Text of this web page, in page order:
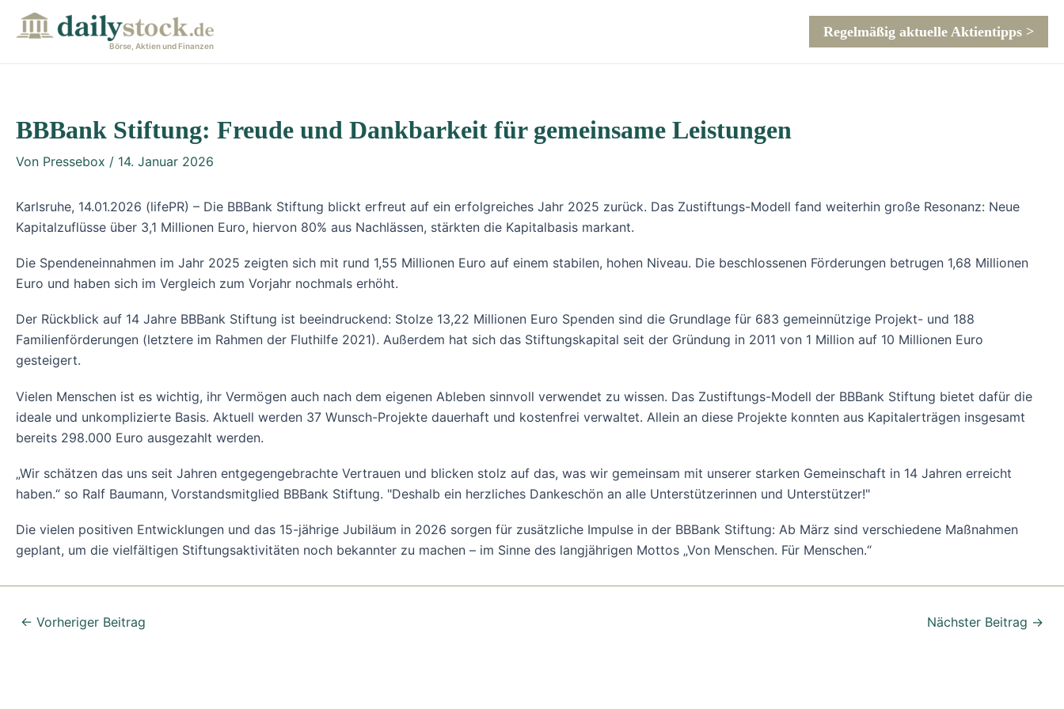
Inhalt
Börse, Aktien und Finanzen
Regelmäßig aktuelle Aktientipps >
BBBank Stiftung: Freude und Dankbarkeit für gemeinsame Leistungen
Von Pressebox / 14. Januar 2026
Karlsruhe, 14.01.2026 (lifePR) – Die BBBank Stiftung blickt erfreut auf ein erfolgreiches Jahr 2025 zurück. Das Zustiftungs-Modell fand weiterhin große Resonanz: Neue
Kapitalzuflüsse über 3,1 Millionen Euro, hiervon 80% aus Nachlässen, stärkten die Kapitalbasis markant.
Die Spendeneinnahmen im Jahr 2025 zeigten sich mit rund 1,55 Millionen Euro auf einem stabilen, hohen Niveau. Die beschlossenen Förderungen betrugen 1,68 Millionen
Euro und haben sich im Vergleich zum Vorjahr nochmals erhöht.
Der Rückblick auf 14 Jahre BBBank Stiftung ist beeindruckend: Stolze 13,22 Millionen Euro Spenden sind die Grundlage für 683 gemeinnützige Projekt- und 188
Familienförderungen (letztere im Rahmen der Fluthilfe 2021). Außerdem hat sich das Stiftungskapital seit der Gründung in 2011 von 1 Million auf 10 Millionen Euro
gesteigert.
Vielen Menschen ist es wichtig, ihr Vermögen auch nach dem eigenen Ableben sinnvoll verwendet zu wissen. Das Zustiftungs-Modell der BBBank Stiftung bietet dafür die
ideale und unkomplizierte Basis. Aktuell werden 37 Wunsch-Projekte dauerhaft und kostenfrei verwaltet. Allein an diese Projekte konnten aus Kapitalerträgen insgesamt
bereits 298.000 Euro ausgezahlt werden.
„Wir schätzen das uns seit Jahren entgegengebrachte Vertrauen und blicken stolz auf das, was wir gemeinsam mit unserer starken Gemeinschaft in 14 Jahren erreicht
haben.“ so Ralf Baumann, Vorstandsmitglied BBBank Stiftung. "Deshalb ein herzliches Dankeschön an alle Unterstützerinnen und Unterstützer!"
Die vielen positiven Entwicklungen und das 15-jährige Jubiläum in 2026 sorgen für zusätzliche Impulse in der BBBank Stiftung: Ab März sind verschiedene Maßnahmen
geplant, um die vielfältigen Stiftungsaktivitäten noch bekannter zu machen – im Sinne des langjährigen Mottos „Von Menschen. Für Menschen.“
navigation
← Vorheriger Beitrag Nächster Beitrag →